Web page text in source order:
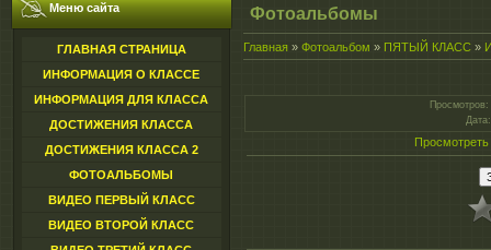
Меню сайта
ГЛАВНАЯ СТРАНИЦА
ИНФОРМАЦИЯ О КЛАССЕ
ИНФОРМАЦИЯ ДЛЯ КЛАССА
ДОСТИЖЕНИЯ КЛАССА
ДОСТИЖЕНИЯ КЛАССА 2
ФОТОАЛЬБОМЫ
ВИДЕО ПЕРВЫЙ КЛАСС
ВИДЕО ВТОРОЙ КЛАСС
Фотоальбомы
Главная » Фотоальбом » ПЯТЫЙ КЛАСС »
Просмотров:
Дата